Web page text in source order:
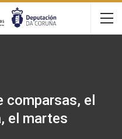
comparsas, el
el martes